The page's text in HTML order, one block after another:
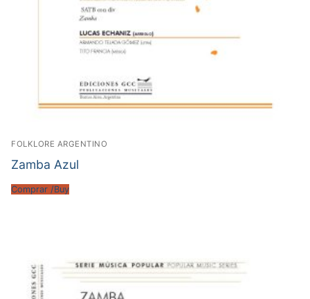
FOLKLORE ARGENTINO
Zamba Azul
Comprar /Buy